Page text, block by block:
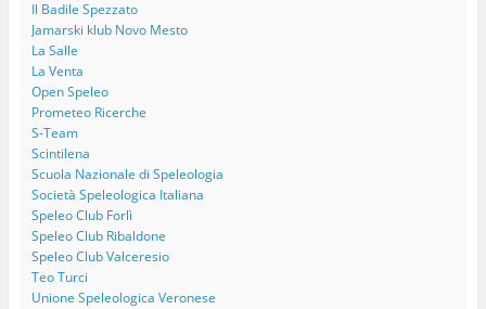
Il Badile Spezzato
Jamarski klub Novo Mesto
La Salle
La Venta
Open Speleo
Prometeo Ricerche
S-Team
Scintilena
Scuola Nazionale di Speleologia
Società Speleologica Italiana
Speleo Club Forlì
Speleo Club Ribaldone
Speleo Club Valceresio
Teo Turci
Unione Speleologica Veronese